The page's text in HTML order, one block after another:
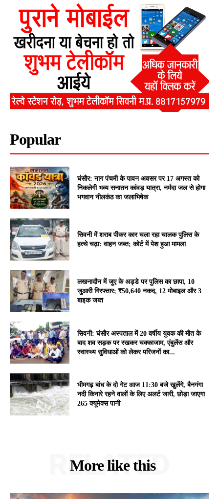
Popular
घंसौर: नाग पंचमी के पावन अवसर पर 17 अगस्त को
निकलेगी भव्य सनातन कांवड़ यात्रा, नर्मदा जल से होगा
भगवान नीलकंठ का जलाभिषेक
सिवनी में शराब पीकर कार चला रहा चालक पुलिस के
हत्थे चढ़ा: वाहन जब्त; कोर्ट में पेश हुआ मामला
लखनादौन में जुए के अड्डे पर पुलिस का छापा, 10
जुआरी गिरफ्तार; ₹50,640 नकद, 12 मोबाइल और 3
बाइक जब्त
सिवनी: घंसौर अस्पताल में 20 वर्षीय युवक की मौत के
बाद शव सड़क पर रखकर चक्काजाम, एंबुलेंस और
स्वास्थ्य सुविधाओं को लेकर परिजनों का...
भीमगढ़ बांध के दो गेट आज 11:30 बजे खुलेंगे, बैनगंगा
नदी किनारे रहने वालों के लिए अलर्ट जारी, छोड़ा जाएगा
265 क्यूमेक्स पानी
More like this
RELATED